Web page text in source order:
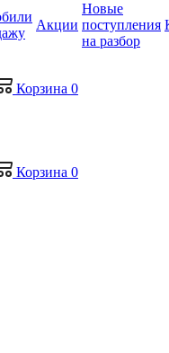
Акции
Новые
поступления
на разбор
Корзина 0
Корзина 0